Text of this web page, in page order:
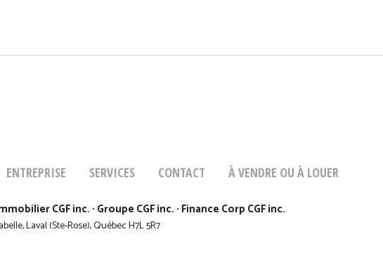
ENTREPRISE SERVICES CONTACT À VENDRE OU À LOUER
CGF inc. ∙ Groupe CGF inc. ∙ Finance Corp CGF inc.
Laval (Ste-Rose), Québec H7L 5R7